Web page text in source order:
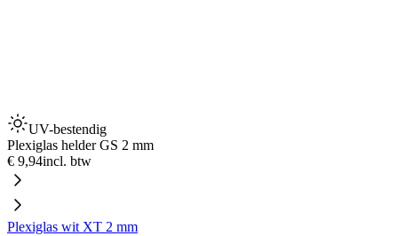
UV-bestendig
Plexiglas helder GS 2 mm
€ 9,94incl. btw
Plexiglas wit XT 2 mm